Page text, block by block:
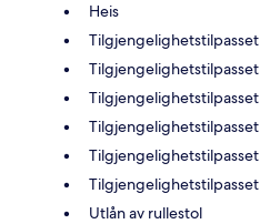
Heis
Utlån av rullestol